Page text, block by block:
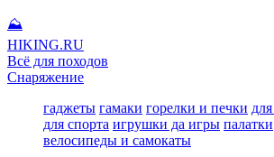
⛰
HIKING.RU
Всё для походов
Снаряжение
гаджеты гамаки горелки и печки
для спорта игрушки да игры палатки
велосипеды и самокаты